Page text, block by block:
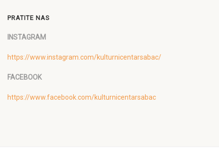
PRATITE NAS
INSTAGRAM
https://www.instagram.com/kulturnicentarsabac/
FACEBOOK
https://www.facebook.com/kulturnicentarsabac